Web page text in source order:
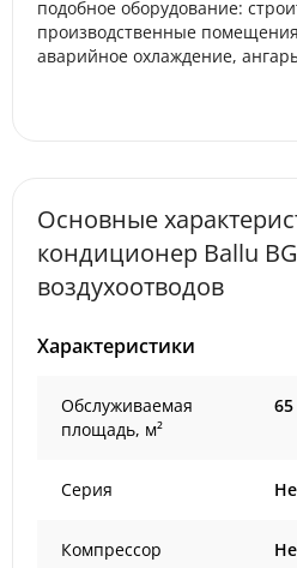
подобное оборудование:
производственные
аварийное охлаждение,
Основные
кондиционер Ballu
воздухоотводов
Характеристики
Обслуживаемая
площадь, м²
65
Серия
Компрессор